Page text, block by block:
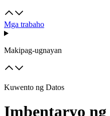
Mga trabaho
Makipag-ugnayan
Kuwento ng Datos
Imbentaryo ng